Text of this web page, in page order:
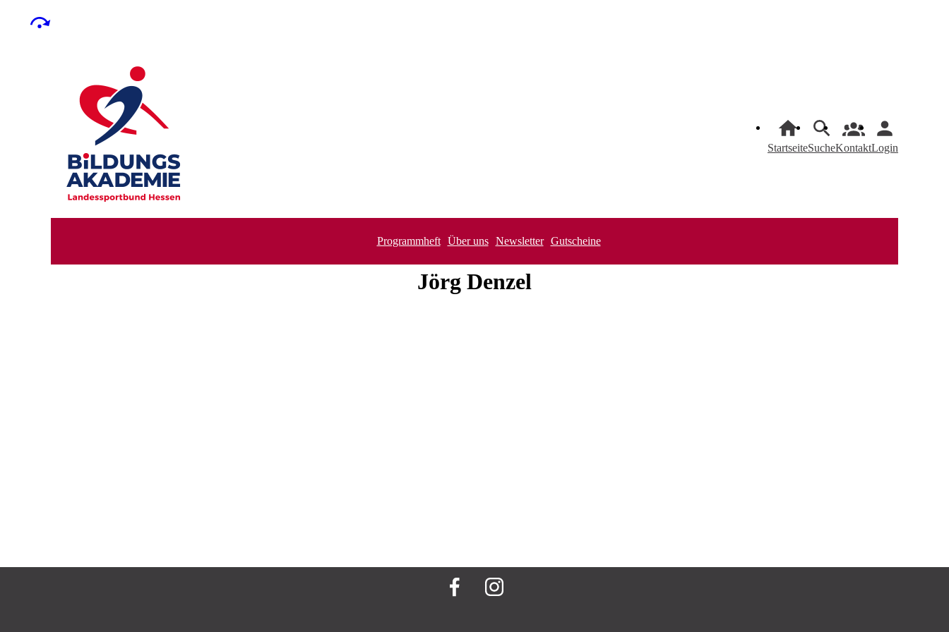
StartseiteSucheKontaktLogin
Programmheft Über uns Newsletter Gutscheine
Jörg Denzel